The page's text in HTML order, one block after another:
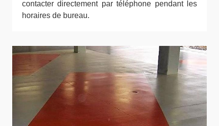
contacter directement par téléphone pendant les
horaires de bureau.